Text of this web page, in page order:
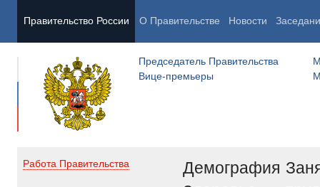
Правительство России О Правительстве Новости
Председатель Правительства
Вице-премьеры
Работа Правительства
Демография